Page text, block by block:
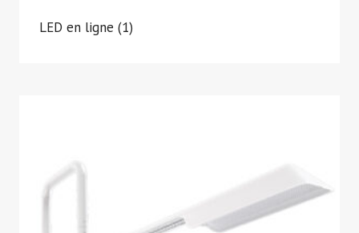
LED en ligne (1)